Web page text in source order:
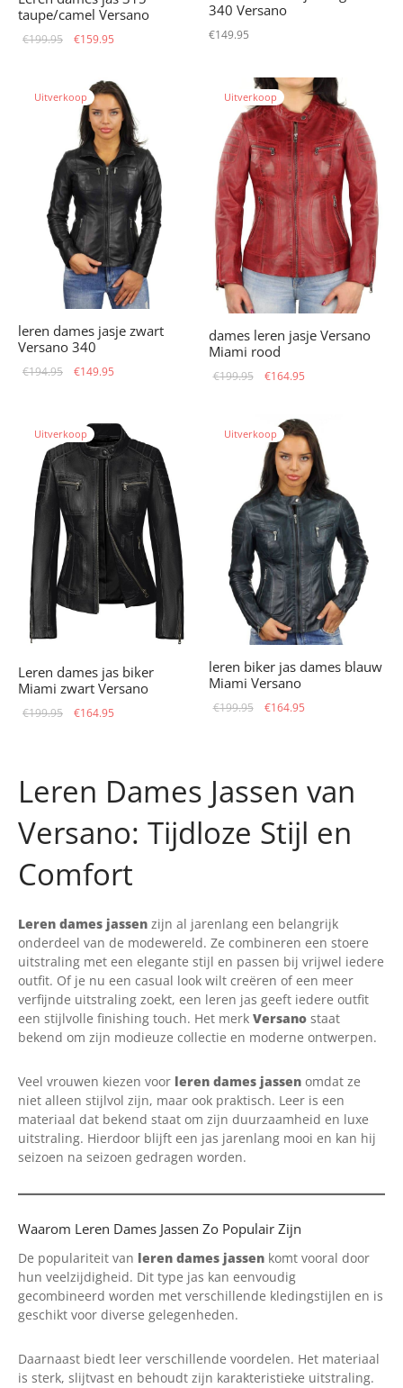
taupe/camel Versano
€199.95
Oorspronkelijke
€199.95.
€159.95
€159.95.
340 Versano
€149.95
Uitverkoop
leren dames jasje zwart
Versano 340
€194.95
Oorspronkelijke
€149.95
Uitverkoop
dames leren jasje Versano
Miami rood
€199.95
Oorspronkelijke
€199.95.
€164.95
€164.95.
Uitverkoop
Leren dames jas biker
Miami zwart Versano
€199.95
Oorspronkelijke
€164.95
Uitverkoop
leren biker jas dames blauw
Miami Versano
€199.95
Oorspronkelijke
€164.95
Leren Dames Jassen van
Versano: Tijdloze Stijl en
Comfort
Leren dames jassen zijn al jarenlang een belangrijk
onderdeel van de modewereld. Ze combineren een stoere
uitstraling met een elegante stijl en passen bij vrijwel iedere
outfit. Of je nu een casual look wilt creëren of een meer
verfijnde uitstraling zoekt, een leren jas geeft iedere outfit
een stijlvolle finishing touch. Het merk Versano staat
bekend om zijn modieuze collectie en moderne ontwerpen.
Veel vrouwen kiezen voor leren dames jassen omdat ze
niet alleen stijlvol zijn, maar ook praktisch. Leer is een
materiaal dat bekend staat om zijn duurzaamheid en luxe
uitstraling. Hierdoor blijft een jas jarenlang mooi en kan hij
seizoen na seizoen gedragen worden.
Waarom Leren Dames Jassen Zo Populair Zijn
De populariteit van leren dames jassen komt vooral door
hun veelzijdigheid. Dit type jas kan eenvoudig
gecombineerd worden met verschillende kledingstijlen en is
geschikt voor diverse gelegenheden.
Daarnaast biedt leer verschillende voordelen. Het materiaal
is sterk, slijtvast en behoudt zijn karakteristieke uitstraling.